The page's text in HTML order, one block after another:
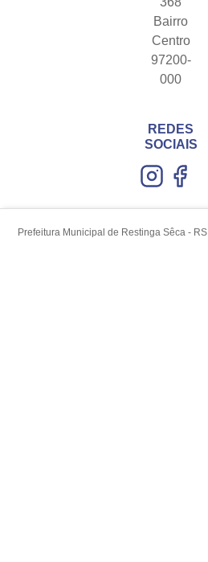
Bairro
Centro
97200-
000
REDES
SOCIAIS
Prefeitura Municipal de Restinga Sêca -